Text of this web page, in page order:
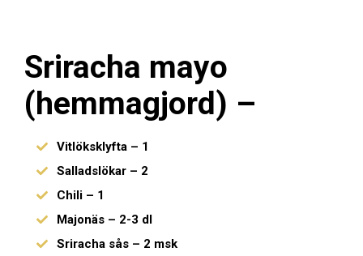
Sriracha mayo
(hemmagjord) –
Vitlöksklyfta – 1
Salladslökar – 2
Chili – 1
Majonäs – 2-3 dl
Sriracha sås – 2 msk